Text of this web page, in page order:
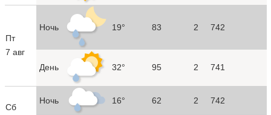
Пт
7 авг
Ночь 19° 83 2 742
День 32° 95 2 741
Сб
Ночь 16° 62 2 742